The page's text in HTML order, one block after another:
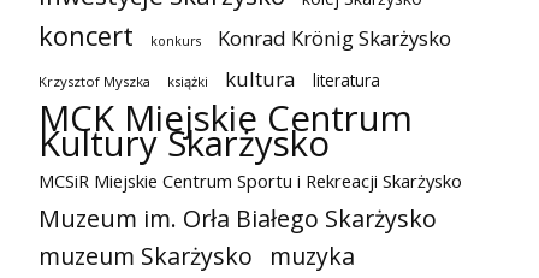
koncert konkurs Konrad Krönig Skarżysko
Krzysztof Myszka książki kultura literatura
MCK Miejskie Centrum
Kultury Skarżysko
MCSiR Miejskie Centrum Sportu i Rekreacji Skarżysko
Muzeum im. Orła Białego Skarżysko
muzeum Skarżysko
muzyka